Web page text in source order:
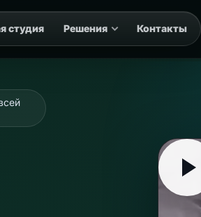
студия Решения Контакты